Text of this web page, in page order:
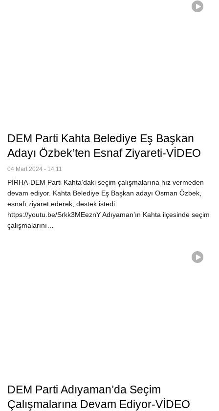
DEM Parti Kahta Belediye Eş Başkan
Adayı Özbek’ten Esnaf Ziyareti-VİDEO
04 Mart 2024 - 14:11
PİRHA-DEM Parti Kahta’daki seçim çalışmalarına hız vermeden
devam ediyor. Kahta Belediye Eş Başkan adayı Osman Özbek,
esnafı ziyaret ederek, destek istedi.
https://youtu.be/Srkk3MEeznY Adıyaman’ın Kahta ilçesinde seçim
çalışmalarını…
DEM Parti Adıyaman’da Seçim
Çalışmalarına Devam Ediyor-VİDEO